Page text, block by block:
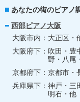
あなたの街のピアノ
西部ピアノ大阪
大阪市内
大正区・
大阪府下
吹田・豊
野・八尾
京都府下
京都市・
兵庫県下
神戸・三
明石・他